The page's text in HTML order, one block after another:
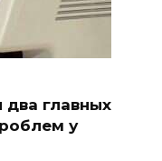
главных
у